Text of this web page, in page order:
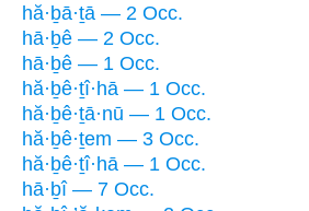
hă·ḇā·ṯā — 2 Occ.
hā·ḇê — 2 Occ.
hā·ḇê — 1 Occ.
hă·ḇê·ṯî·hā — 1 Occ.
hă·ḇê·ṯā·nū — 1 Occ.
hă·ḇê·ṯem — 3 Occ.
hă·ḇê·ṯî·hā — 1 Occ.
hā·ḇî — 7 Occ.